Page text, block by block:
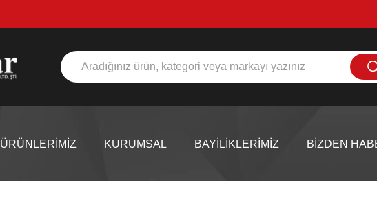
ÜRÜNLERİMİZ KURUMSAL BAYİLİKLERİMİZ BİZDEN